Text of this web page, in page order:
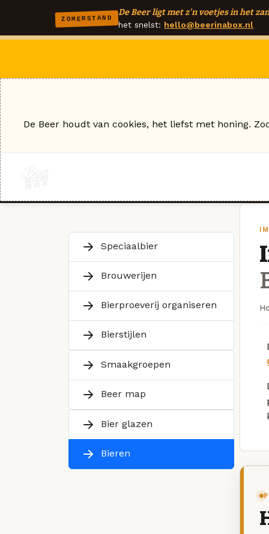
ZOMERSTAND
De Beer ligt met z'n voetjes in het
het snelst: hello@beerinabox.nl
Speciaalbier
Brouwerijen
Bierproeverij organiseren
Bierstijlen
Smaakgroepen
Beer map
Bier glazen
Bieren
De Beer houdt van cookies, het liefst met honing.